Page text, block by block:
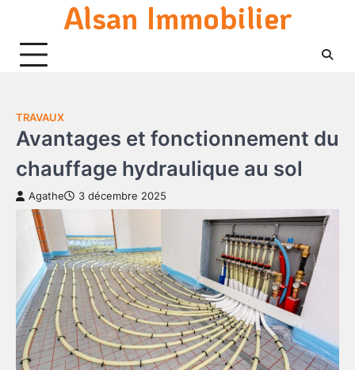
content
Alsan Immobilier
TRAVAUX
Avantages et fonctionnement du
chauffage hydraulique au sol
Agathe 3 décembre 2025